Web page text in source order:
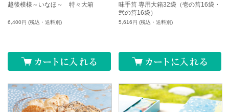
越後模様～いなほ～ 特々大箱
6,400円 (税込・送料別)
味手筥 専用大箱32袋（壱の筥16袋・
弐の筥16袋）
5,616円 (税込・送料別)